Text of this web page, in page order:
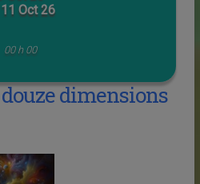
Oct 26
00 h 00
dimensions